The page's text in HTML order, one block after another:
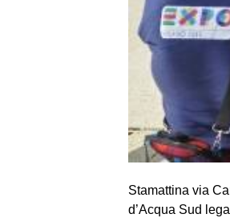
Stamattina via
d’Acqua Sud